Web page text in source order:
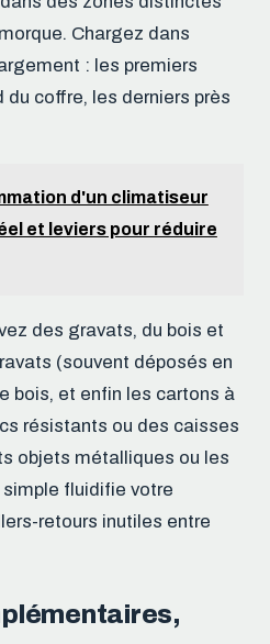
Chargez dans
: les premiers
coffre, les derniers près
d'un climatiseur
et leviers pour réduire
des gravats, du bois et
(souvent déposés en
bois, et enfin les cartons à
résistants ou des caisses
objets métalliques ou les
fluidifie votre
retours inutiles entre